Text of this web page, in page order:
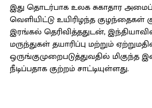
இது தொடர்பாக உலக சுகாதார
வெளியிட்டு உயிரிழந்த குழந்தைகள்
இரங்கல் தெரிவித்ததுடன்,
மருந்துகள் தயாரிப்பு மற்றும்
ஒருங்குமுறைபடுத்துவதில் மிகுந்த
நீடிப்பதாக குற்றம் சாட்டியுள்ளது.